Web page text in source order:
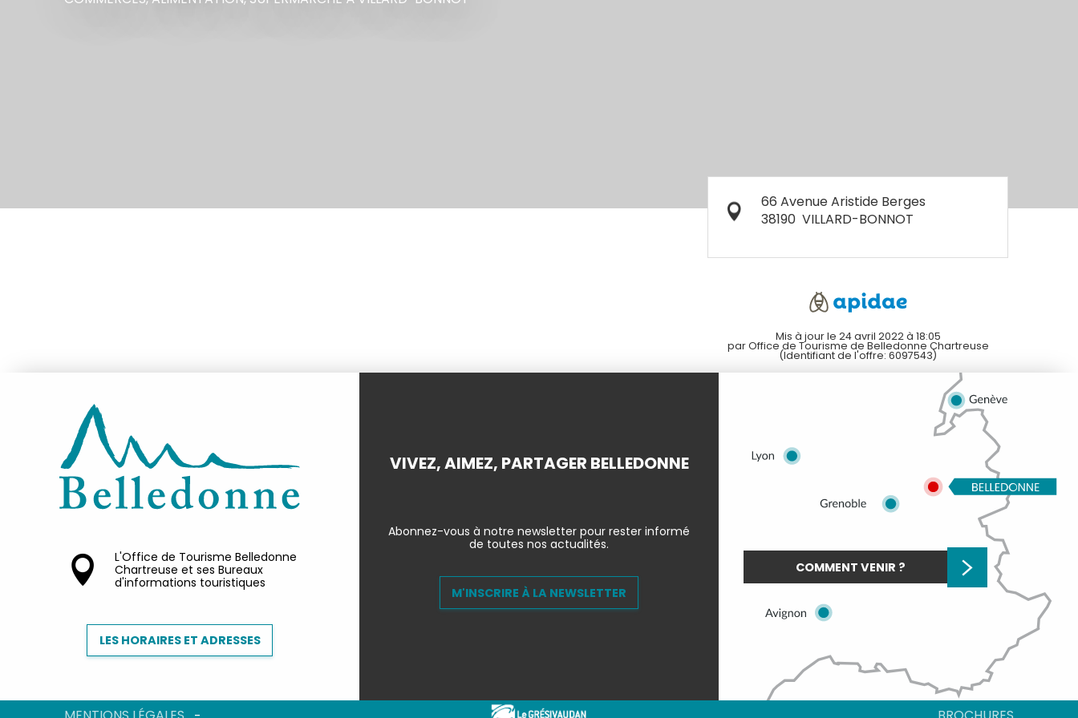
66 Avenue Aristide Berges
38190 VILLARD-BONNOT
Mis à jour le 24 avril 2022 à 18:05
par Office de Tourisme de Belledonne Chartreuse
(Identifiant de l'offre: 6097543)
L'Office de Tourisme Belledonne
Chartreuse et ses Bureaux
d'informations touristiques
LES HORAIRES ET ADRESSES
VIVEZ, AIMEZ, PARTAGER BELLEDONNE
Abonnez-vous à notre newsletter pour rester informé
de toutes nos actualités.
M'INSCRIRE À LA NEWSLETTER
COMMENT VENIR ?